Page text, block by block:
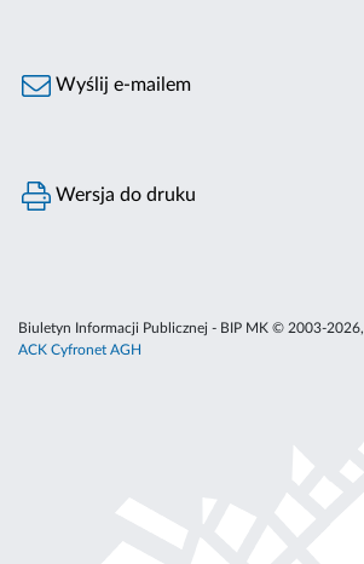
Wyślij e-mailem
Wersja do druku
Biuletyn Informacji Publicznej - BIP MK © 2003-2026,
ACK Cyfronet AGH